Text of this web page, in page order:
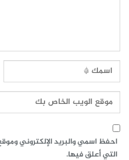
احفظ اسمي والبريد الإلكتروني
التي أعلق فيها.